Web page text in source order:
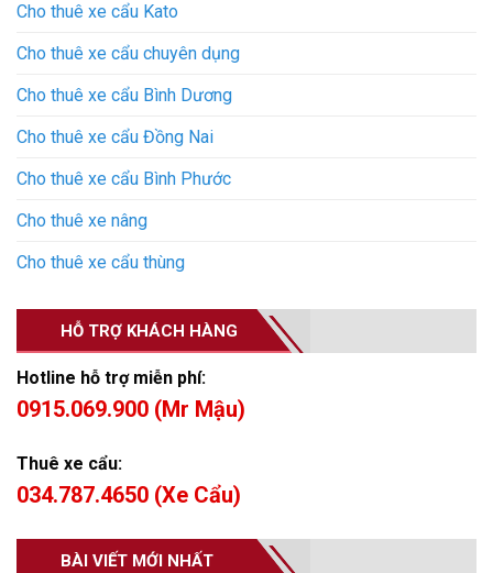
Cho thuê xe cẩu Kato
Cho thuê xe cẩu chuyên dụng
Cho thuê xe cẩu Bình Dương
Cho thuê xe cẩu Đồng Nai
Cho thuê xe cẩu Bình Phước
Cho thuê xe nâng
Cho thuê xe cẩu thùng
HỖ TRỢ KHÁCH HÀNG
Hotline hỗ trợ miễn phí:
0915.069.900 (Mr Mậu)
Thuê xe cẩu:
034.787.4650 (Xe Cẩu)
BÀI VIẾT MỚI NHẤT